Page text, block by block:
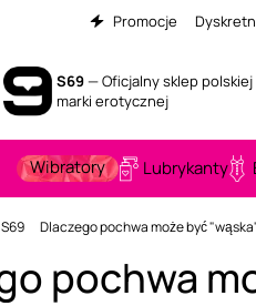
Promocje
S69— Oficjalny sklep polskiej
marki erotycznej
Wibratory Lubrykanty
Dlaczego pochwa może być
pochwa